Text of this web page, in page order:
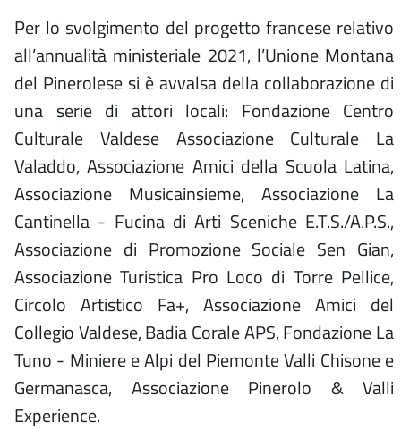
Per lo svolgimento del progetto francese relativo
all’annualità ministeriale 2021, l’Unione Montana
del Pinerolese si è avvalsa della collaborazione di
una serie di attori locali: Fondazione Centro
Culturale Valdese Associazione Culturale La
Valaddo, Associazione Amici della Scuola Latina,
Associazione Musicainsieme, Associazione La
Cantinella - Fucina di Arti Sceniche E.T.S./A.P.S.,
Associazione di Promozione Sociale Sen Gian,
Associazione Turistica Pro Loco di Torre Pellice,
Circolo Artistico Fa+, Associazione Amici del
Collegio Valdese, Badia Corale APS, Fondazione La
Tuno - Miniere e Alpi del Piemonte Valli Chisone e
Germanasca, Associazione Pinerolo & Valli
Experience.